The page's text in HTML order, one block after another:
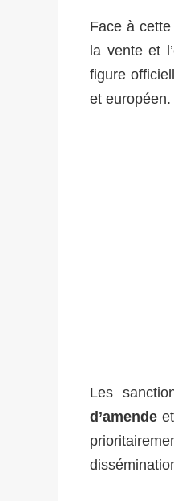
Face à
la vente et
figure
et européen.
Les
d’amende